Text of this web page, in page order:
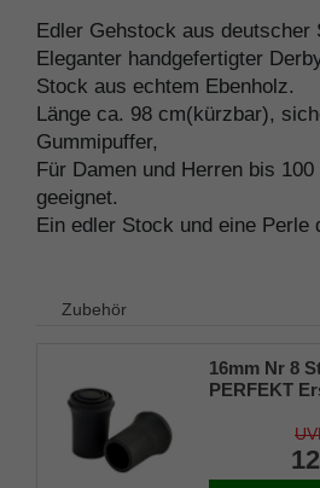
Edler Gehstock aus deutscher
Eleganter handgefertigter
Stock aus echtem Ebenholz.
Länge ca. 98 cm(kürzbar),
Gummipuffer,
Für Damen und Herren bis
geeignet.
Ein edler Stock und eine Perle
Zubehör
16mm Nr 8
PERFEKT
elegant, mit